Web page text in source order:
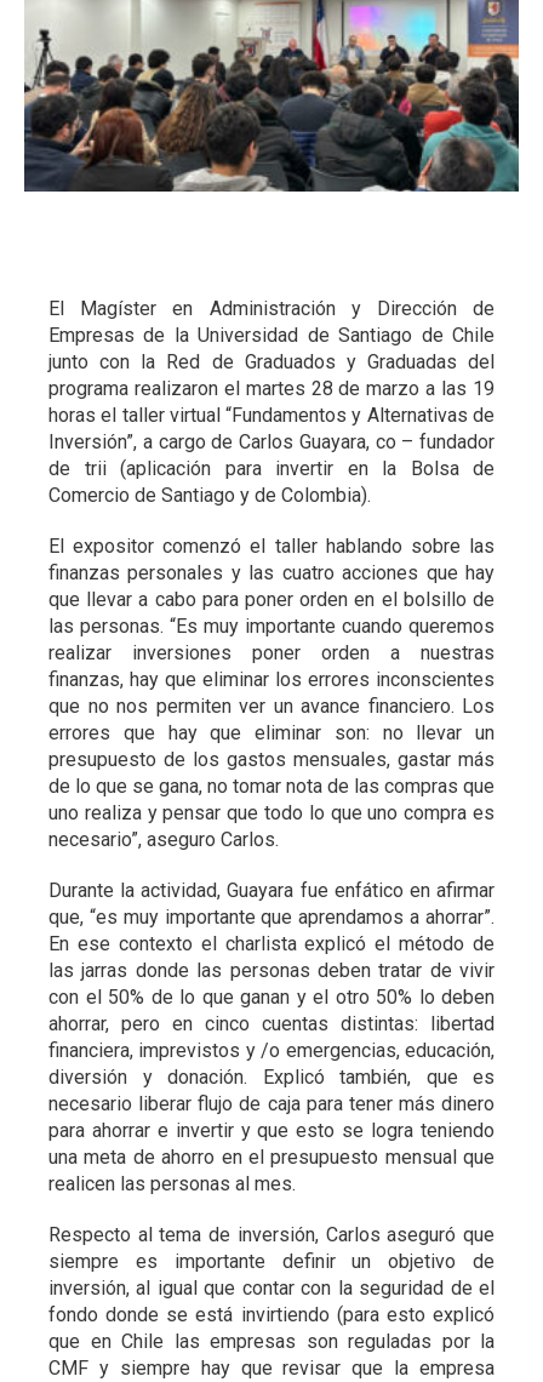
El Magíster en Administración y Dirección de
Empresas de la Universidad de Santiago de Chile
junto con la Red de Graduados y Graduadas del
programa realizaron el martes 28 de marzo a las 19
horas el taller virtual “Fundamentos y Alternativas de
Inversión”, a cargo de Carlos Guayara, co – fundador
de trii (aplicación para invertir en la Bolsa de
Comercio de Santiago y de Colombia).
El expositor comenzó el taller hablando sobre las
finanzas personales y las cuatro acciones que hay
que llevar a cabo para poner orden en el bolsillo de
las personas. “Es muy importante cuando queremos
realizar inversiones poner orden a nuestras
finanzas, hay que eliminar los errores inconscientes
que no nos permiten ver un avance financiero. Los
errores que hay que eliminar son: no llevar un
presupuesto de los gastos mensuales, gastar más
de lo que se gana, no tomar nota de las compras que
uno realiza y pensar que todo lo que uno compra es
necesario”, aseguro Carlos.
Durante la actividad, Guayara fue enfático en afirmar
que, “es muy importante que aprendamos a ahorrar”.
En ese contexto el charlista explicó el método de
las jarras donde las personas deben tratar de vivir
con el 50% de lo que ganan y el otro 50% lo deben
ahorrar, pero en cinco cuentas distintas: libertad
financiera, imprevistos y /o emergencias, educación,
diversión y donación. Explicó también, que es
necesario liberar flujo de caja para tener más dinero
para ahorrar e invertir y que esto se logra teniendo
una meta de ahorro en el presupuesto mensual que
realicen las personas al mes.
Respecto al tema de inversión, Carlos aseguró que
siempre es importante definir un objetivo de
inversión, al igual que contar con la seguridad de el
fondo donde se está invirtiendo (para esto explicó
que en Chile las empresas son reguladas por la
CMF y siempre hay que revisar que la empresa